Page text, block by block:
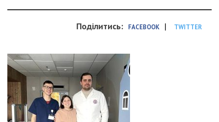
Поділитись: FACEBOOK | TWITTER